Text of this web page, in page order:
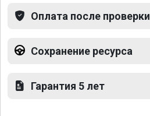
Оплата после проверки
Сохранение ресурса
Гарантия 5 лет